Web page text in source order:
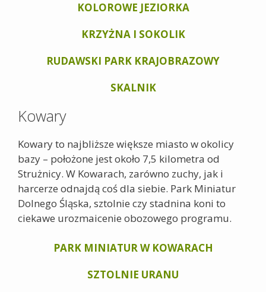
KOLOROWE JEZIORKA
KRZYŻNA I SOKOLIK
RUDAWSKI PARK KRAJOBRAZOWY
SKALNIK
Kowary
Kowary to najbliższe większe miasto w okolicy
bazy – położone jest około 7,5 kilometra od
Strużnicy. W Kowarach, zarówno zuchy, jak i
harcerze odnajdą coś dla siebie. Park Miniatur
Dolnego Śląska, sztolnie czy stadnina koni to
ciekawe urozmaicenie obozowego programu.
PARK MINIATUR W KOWARACH
SZTOLNIE URANU